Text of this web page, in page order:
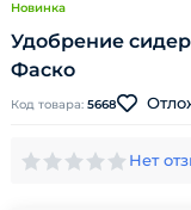
Новинка
Удобрение
Фаско
Код товара: 5668
Нет